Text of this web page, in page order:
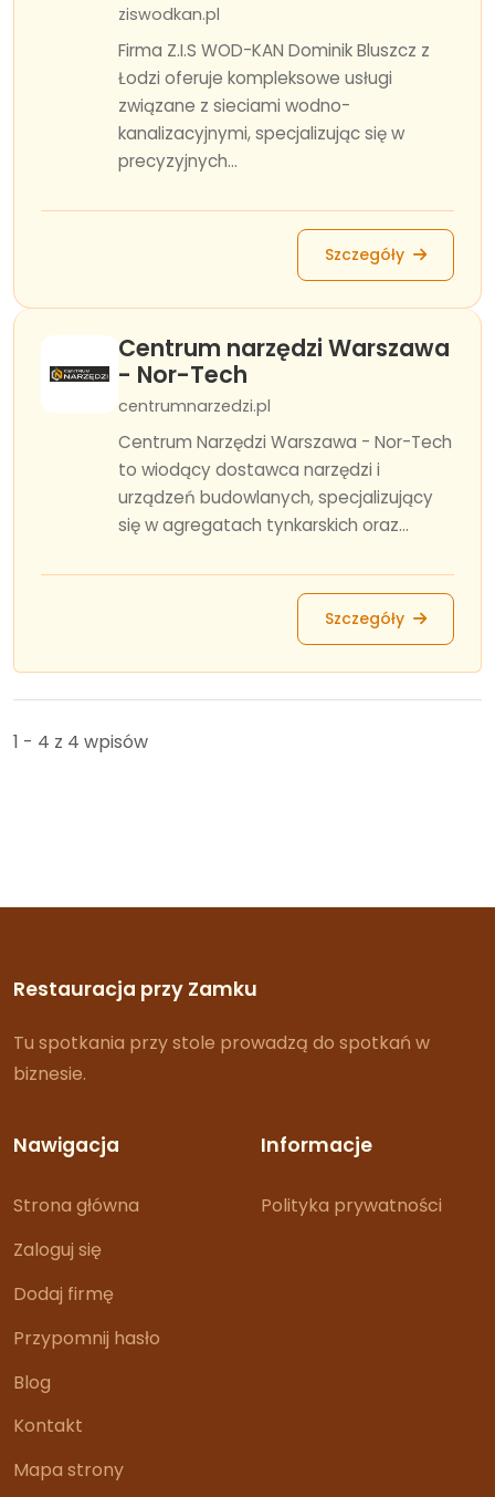
ziswodkan.pl
Firma Z.I.S WOD-KAN Dominik Bluszcz z
Łodzi oferuje kompleksowe usługi
związane z sieciami wodno-
kanalizacyjnymi, specjalizując się w
precyzyjnych...
Szczegóły
Centrum narzędzi Warszawa
- Nor-Tech
centrumnarzedzi.pl
Centrum Narzędzi Warszawa - Nor-Tech
to wiodący dostawca narzędzi i
urządzeń budowlanych, specjalizujący
się w agregatach tynkarskich oraz...
Szczegóły
1 - 4 z 4 wpisów
Restauracja przy Zamku
Tu spotkania przy stole prowadzą do spotkań w
biznesie.
Nawigacja
Strona główna
Zaloguj się
Dodaj firmę
Przypomnij hasło
Blog
Kontakt
Mapa strony
Informacje
Polityka prywatności